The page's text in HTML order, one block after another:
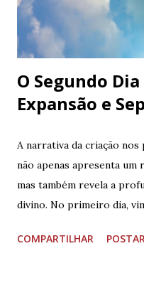
O Segundo
Expansão e
A narrativa da criação
não apenas apresenta
mas também revela a
divino. No primeiro dia,
clique aqui para ler).
COMPARTILHAR